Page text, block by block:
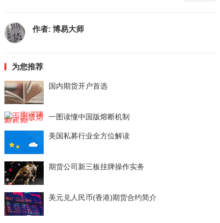
作者: 博易大师
为您推荐
国内期货开户首选
一图读懂中国版熔断机制
美国私募行业全方位解读
期货公司新三板挂牌操作实务
美元兑人民币(香港)期货合约简介